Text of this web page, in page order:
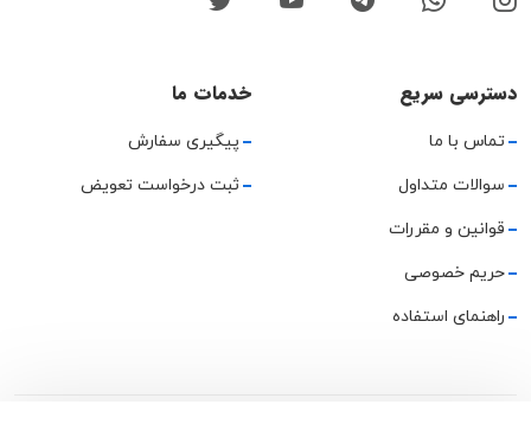
دسترسی سریع
تماس با ما
سوالات متداول
قوانین و مقررات
حریم خصوصی
راهنمای استفاده
خدمات ما
پیگیری سفارش
ثبت درخواست تعویض